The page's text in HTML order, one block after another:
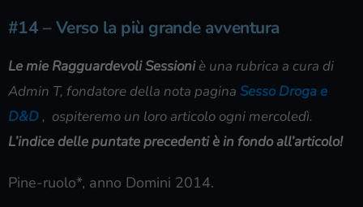
#14 – Verso la più grande avventura
Le mie Ragguardevoli Sessioniè una rubrica a cura di
Admin T, fondatore della nota pagina Sesso Droga e
D&D, ospiteremo un loro articolo ogni mercoledì.
L’indice delle puntate precedenti è in fondo all’articolo!
Pine-ruolo*, anno Domini 2014.